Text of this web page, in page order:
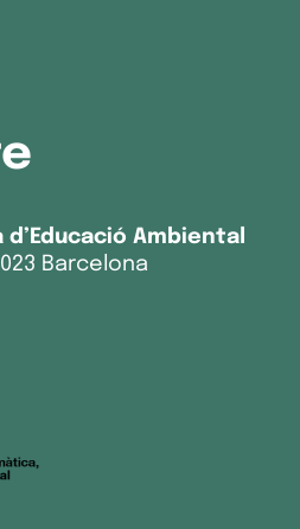
Ambiental
Barcelona